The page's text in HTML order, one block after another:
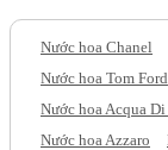
Nước hoa Chanel
Nước hoa Tom Ford
Nước hoa Acqua Di
Nước hoa Azzaro